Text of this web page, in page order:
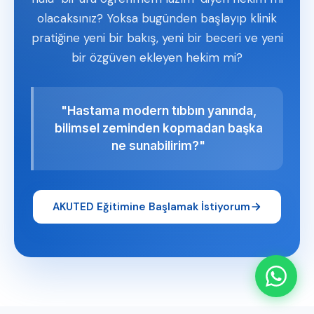
olacaksınız? Yoksa bugünden başlayıp klinik
pratiğine yeni bir bakış, yeni bir beceri ve yeni
bir özgüven ekleyen hekim mi?
"Hastama modern tıbbın yanında,
bilimsel zeminden kopmadan başka
ne sunabilirim?"
AKUTED Eğitimine Başlamak İstiyorum